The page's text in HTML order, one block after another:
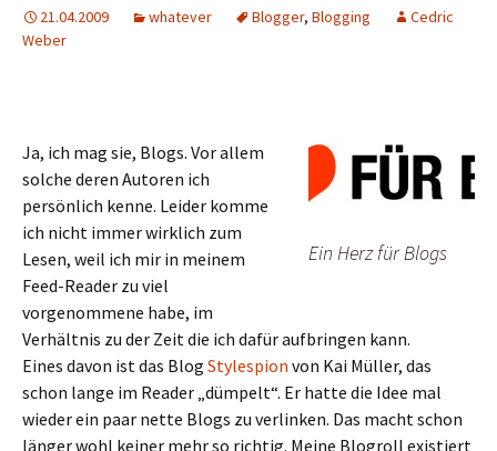
21.04.2009 whatever Blogger, Blogging
Cedric
Weber
Ein Herz für Blogs
Ja, ich mag sie, Blogs. Vor allem
solche deren Autoren ich
persönlich kenne. Leider komme
ich nicht immer wirklich zum
Lesen, weil ich mir in meinem
Feed-Reader zu viel
vorgenommene habe, im
Verhältnis zu der Zeit die ich dafür aufbringen kann.
Eines davon ist das Blog Stylespion von Kai Müller, das
schon lange im Reader „dümpelt“. Er hatte die Idee mal
wieder ein paar nette Blogs zu verlinken. Das macht schon
länger wohl keiner mehr so richtig. Meine Blogroll existiert